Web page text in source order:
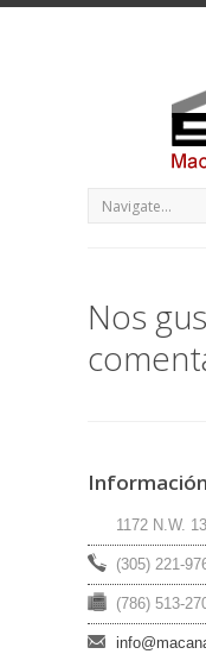
Nos
1172 N.W.
(305) 221-
(786) 513-